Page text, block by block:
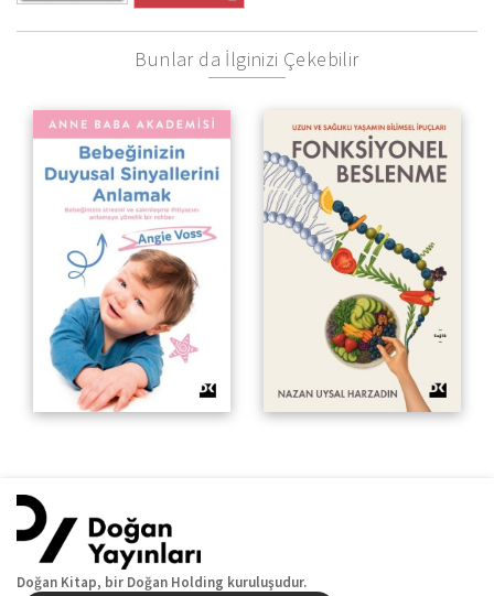
Bunlar da İlginizi Çekebilir
Doğan Kitap, bir Doğan Holding kuruluşudur.